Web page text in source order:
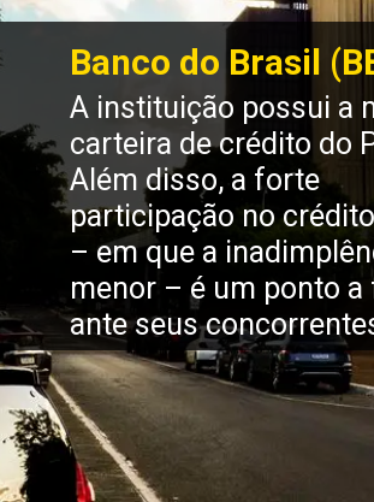
A instituição possui a
carteira de crédito do
Além disso, a forte
participação no
– em que a
menor – é um ponto a
ante seus
Banco do Brasil